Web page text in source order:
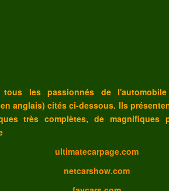
tous les passionnés de
anglais) cités ci-dessous. Ils
très complètes, de magnifiques
ultimatecarpage.com
netcarshow.com